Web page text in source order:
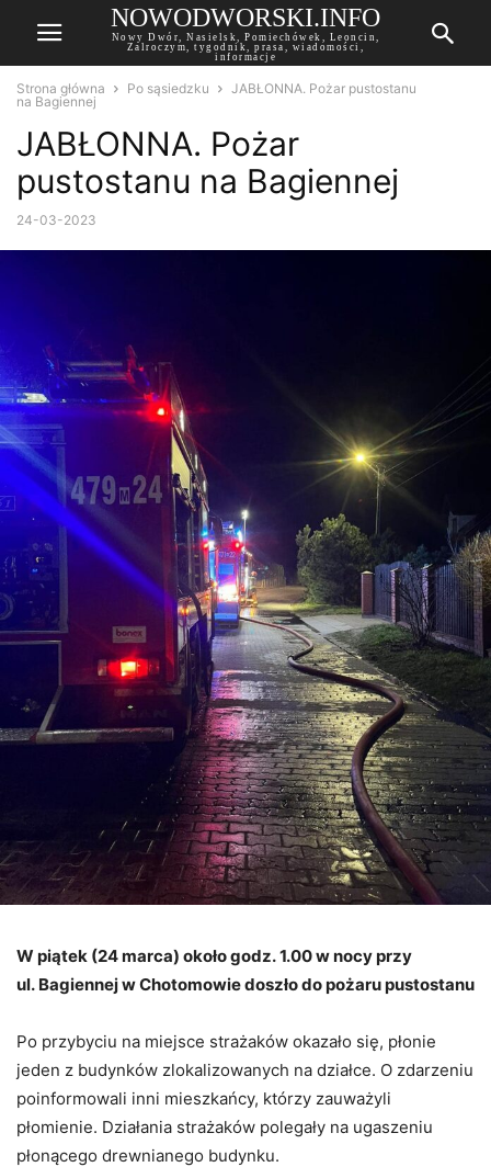
NOWODWORSKI.INFO
Nowy Dwór, Nasielsk, Pomiechówek, Leoncin,
Zalroczym, tygodnik, prasa, wiadomości,
informacje
Strona główna Po sąsiedzku
JABŁONNA. Pożar pustostanu
na Bagiennej
JABŁONNA. Pożar
pustostanu na Bagiennej
24-03-2023
W piątek (24 marca) około godz. 1.00 w nocy przy
ul. Bagiennej w Chotomowie doszło do pożaru pustostanu
Po przybyciu na miejsce strażaków okazało się, płonie
jeden z budynków zlokalizowanych na działce. O zdarzeniu
poinformowali inni mieszkańcy, którzy zauważyli
płomienie. Działania strażaków polegały na ugaszeniu
płonącego drewnianego budynku.